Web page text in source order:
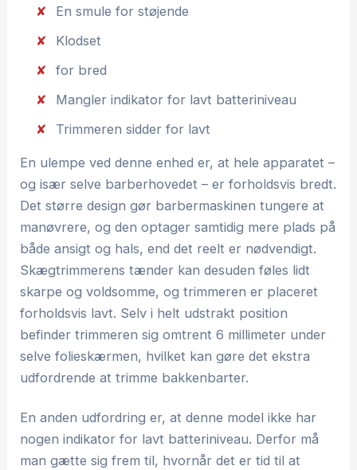
En smule for støjende
Klodset
for bred
Mangler indikator for lavt batteriniveau
Trimmeren sidder for lavt
En ulempe ved denne enhed er, at hele apparatet –
og især selve barberhovedet – er forholdsvis bredt.
Det større design gør barbermaskinen tungere at
manøvrere, og den optager samtidig mere plads på
både ansigt og hals, end det reelt er nødvendigt.
Skægtrimmerens tænder kan desuden føles lidt
skarpe og voldsomme, og trimmeren er placeret
forholdsvis lavt. Selv i helt udstrakt position
befinder trimmeren sig omtrent 6 millimeter under
selve folieskærmen, hvilket kan gøre det ekstra
udfordrende at trimme bakkenbarter.
En anden udfordring er, at denne model ikke har
nogen indikator for lavt batteriniveau. Derfor må
man gætte sig frem til, hvornår det er tid til at